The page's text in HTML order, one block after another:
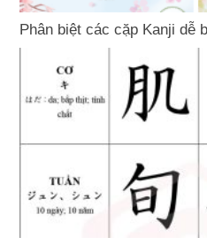
Phân biệt các cặp Kanji dễ